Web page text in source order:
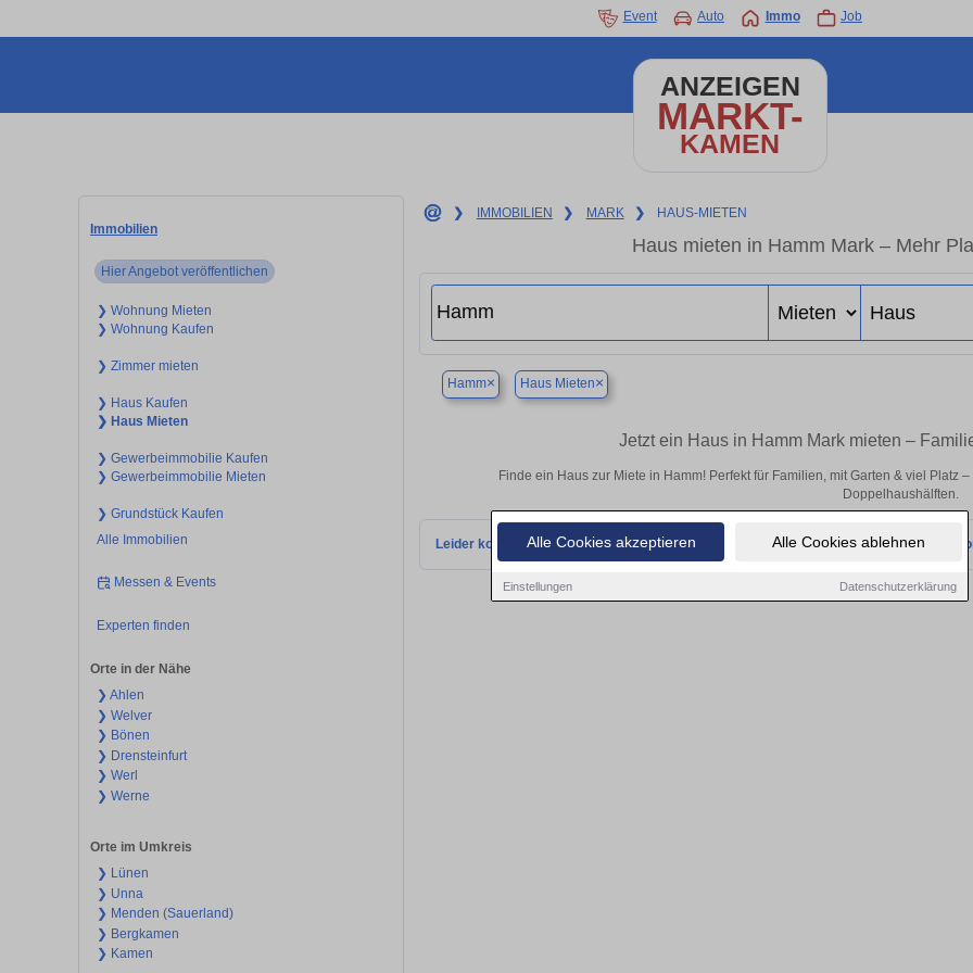
Alle Cookies akzeptieren Alle Cookies ablehnen
Einstellungen Datenschutzerklärung
Event Auto Immo Job
ANZEIGEN
MARKT-
KAMEN
Immobilien
Hier Angebot veröffentlichen
❯ Wohnung Mieten
❯ Wohnung Kaufen
❯ Zimmer mieten
❯ Haus Kaufen
❯ Haus Mieten
❯ Gewerbeimmobilie Kaufen
❯ Gewerbeimmobilie Mieten
❯ Grundstück Kaufen
Alle Immobilien
Messen & Events
Experten finden
Orte in der Nähe
❯ Ahlen
❯ Welver
❯ Bönen
❯ Drensteinfurt
❯ Werl
❯ Werne
Orte im Umkreis
❯ Lünen
❯ Unna
❯ Menden (Sauerland)
❯ Bergkamen
❯ Kamen
❯ IMMOBILIEN ❯ MARK ❯ HAUS-MIETEN
Haus mieten in Hamm Mark – Mehr
Hamm× Haus Mieten×
Jetzt ein Haus in Hamm Mark mieten –
Finde ein Haus zur Miete in Hamm! Perfekt für Familien, mit Garten & viel Platz
Doppelhaushälften.
Leider konnten wir derzeit keine passenden Objekte finden. Schauen Sie bald wieder